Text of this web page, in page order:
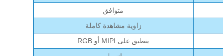
متوافق
زاوية مشاهدة كاملة
ينطبق على MIPI أو RGB